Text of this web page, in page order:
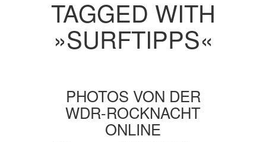
TAGGED WITH
»SURFTIPPS«
PHOTOS VON DER
WDR-ROCKNACHT
ONLINE